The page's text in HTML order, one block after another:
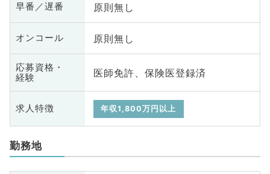
早番／遅番 原則無し
オンコール 原則無し
応募資格・
経験
医師免許、保険医登録済
求人特徴 年収1,800万円以上
勤務地